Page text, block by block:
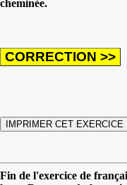
cheminée.
Fin de l'exercice de